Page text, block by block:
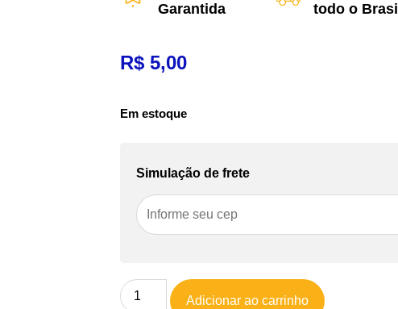
Garantida
todo o Brasil
R$ 5,00
Em estoque
Simulação de frete
Adicionar ao carrinho